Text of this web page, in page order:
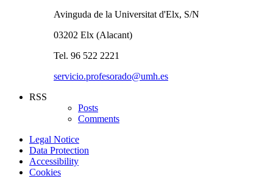
Avinguda de la Universitat d'Elx, S/N
03202 Elx (Alacant)
Tel. 96 522 2221
servicio.profesorado@umh.es
RSS
Posts
Comments
Legal Notice
Data Protection
Accessibility
Cookies